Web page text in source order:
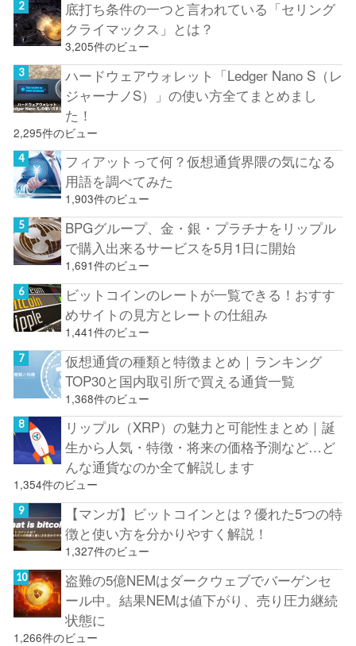
底打ち条件の一つと言われている「セリング
クライマックス」とは？
3,205件のビュー
ハードウェアウォレット「Ledger Nano S（レ
ジャーナノS）」の使い方全てまとめまし
た！
2,295件のビュー
フィアットって何？仮想通貨界隈の気になる
用語を調べてみた
1,903件のビュー
BPGグループ、金・銀・プラチナをリップル
で購入出来るサービスを5月1日に開始
1,691件のビュー
ビットコインのレートが一覧できる！おすす
めサイトの見方とレートの仕組み
1,441件のビュー
仮想通貨の種類と特徴まとめ｜ランキング
TOP30と国内取引所で買える通貨一覧
1,368件のビュー
リップル（XRP）の魅力と可能性まとめ｜誕
生から人気・特徴・将来の価格予測など…ど
んな通貨なのか全て解説します
1,354件のビュー
【マンガ】ビットコインとは？優れた5つの特
徴と使い方を分かりやすく解説！
1,327件のビュー
盗難の5億NEMはダークウェブでバーゲンセ
ール中。結果NEMは値下がり、売り圧力継続
状態に
1,266件のビュー